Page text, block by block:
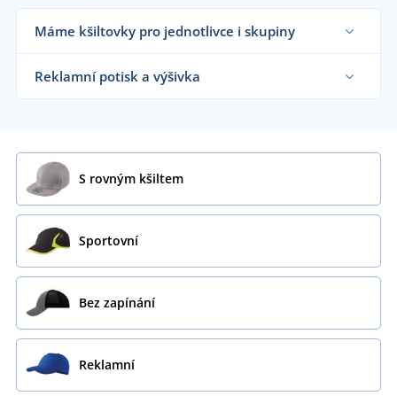
Máme kšiltovky pro jednotlivce i skupiny
Dodáváme kšiltovky reklamním agenturám,
firmám, školám i koncovým zákazníkům již od 1
kusu.
Chci vědět více
Reklamní potisk a výšivka
S rovným kšiltem
Sportovní
Bez zapínání
Reklamní